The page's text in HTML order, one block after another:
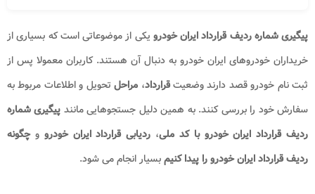
پیگیری شماره ردیف قرارداد ایران خودرو یکی از موضوعاتی است که بسیاری از
خریداران خودروهای ایران خودرو به دنبال آن هستند. کاربران معمولا پس از
ثبت نام خودرو قصد دارند وضعیتقرارداد، مراحلتحویل و اطلاعات مربوط به
سفارش خود را بررسی کنند. به همین دلیل جستجوهایی مانند پیگیری شماره
ردیف قرارداد ایران خودرو با کد ملی، ردیابی قرارداد ایران خودرو و چگونه
ردیف قرارداد ایران خودرو را پیدا کنیمبسیار انجام می شود.